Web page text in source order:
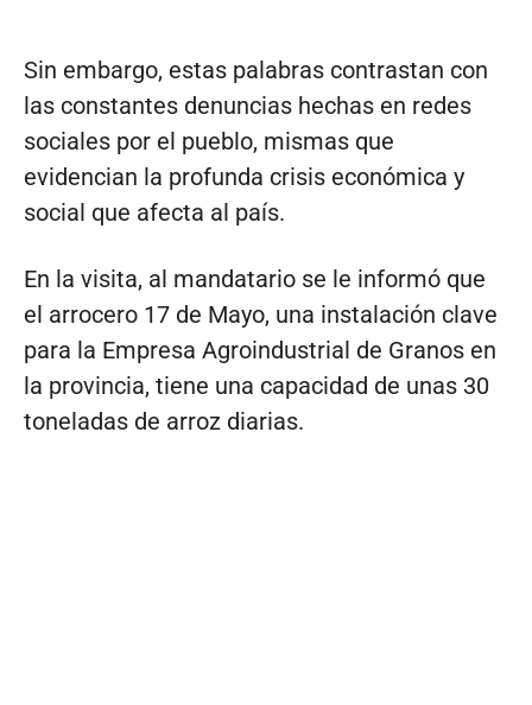
Sin embargo, estas palabras contrastan con
las constantes denuncias hechas en redes
sociales por el pueblo, mismas que
evidencian la profunda crisis económica y
social que afecta al país.
En la visita, al mandatario se le informó que
el arrocero 17 de Mayo, una instalación clave
para la Empresa Agroindustrial de Granos en
la provincia, tiene una capacidad de unas 30
toneladas de arroz diarias.